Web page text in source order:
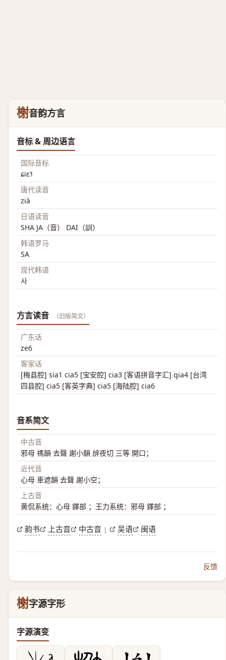
榭音韵方言
音标 & 周边语言
国际音标
ɕiɛ˥˧
唐代读音
zià
日语读音
SHA JA（音） DAI（訓）
韩语罗马
SA
现代韩语
사
方言读音 （旧版简文）
广东话
ze6
客家话
[梅县腔] sia1 cia5 [宝安腔] cia3 [客语拼音字汇] qia4 [台湾
四县腔] cia5 [客英字典] cia5 [海陆腔] cia6
音系简文
中古音
邪母 禡韻 去聲 謝小韻 辝夜切 三等 開口；
近代音
心母 車遮韻 去聲 謝小空；
上古音
黄侃系统：心母 鐸部 ；王力系统：邪母 鐸部 ；
韵书 上古音 中古音 | 吴语 闽语
反馈
榭字源字形
字源演变